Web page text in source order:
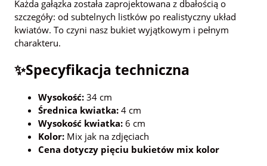
Każda gałązka została zaprojektowana z dbałością o
szczegóły: od subtelnych listków po realistyczny układ
kwiatów. To czyni nasz bukiet wyjątkowym i pełnym
charakteru.
✨Specyfikacja techniczna
Wysokość: 34 cm
Średnica kwiatka: 4 cm
Wysokość kwiatka: 6 cm
Kolor: Mix jak na zdjęciach
Cena dotyczy pięciu bukietów mix kolor